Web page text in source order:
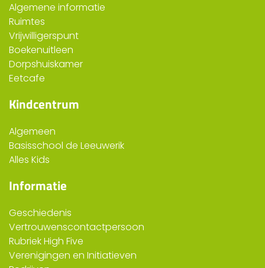
Algemene informatie
Ruimtes
Vrijwilligerspunt
Boekenuitleen
Dorpshuiskamer
Eetcafe
Kindcentrum
Algemeen
Basisschool de Leeuwerik
Alles Kids
Informatie
Geschiedenis
Vertrouwenscontactpersoon
Rubriek High Five
Verenigingen en Initiatieven